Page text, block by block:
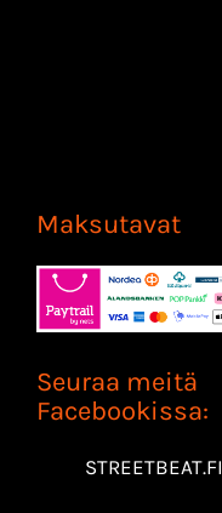
Maksutavat
Seuraa meitä
Facebookissa:
STREETBEAT.FI